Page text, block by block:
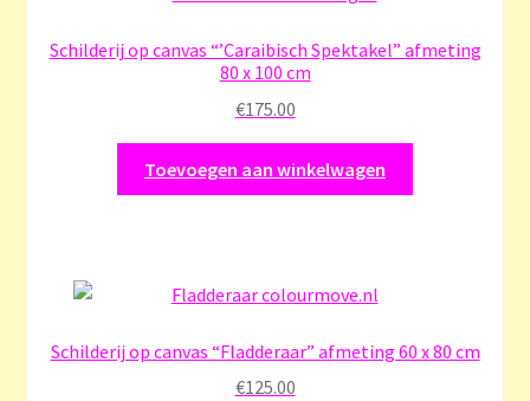
Schilderij op canvas “’Caraibisch Spektakel” afmeting
80 x 100 cm
€175.00
Toevoegen aan winkelwagen
Schilderij op canvas “Fladderaar” afmeting 60 x 80 cm
€125.00